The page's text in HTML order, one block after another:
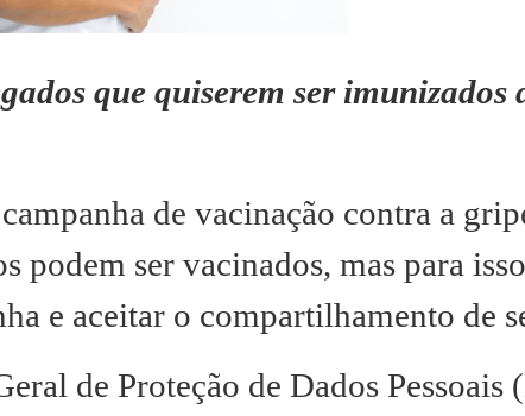
que quiserem ser imunizados
de vacinação contra a
podem ser vacinados, mas para
e aceitar o compartilhamento de
de Proteção de Dados